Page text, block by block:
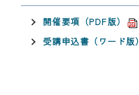
開催要項（PDF版）
受講申込書（ワード版）